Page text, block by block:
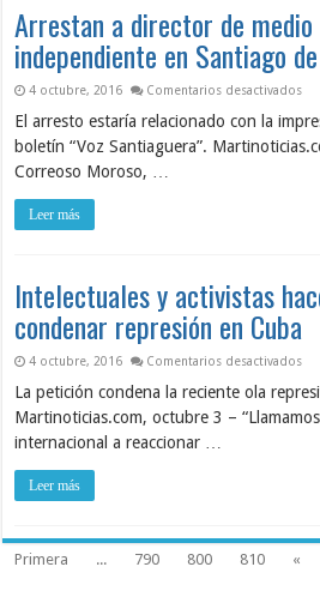
Arrestan a director de medio
independiente en Santiago
4 octubre, 2016 Comentarios desactivadosen
El arresto estaría relacionado con la
boletín “Voz Santiaguera”.
Correoso Moroso, …
Leer más
Intelectuales y activistas
condenar represión en Cuba
4 octubre, 2016 Comentarios desactivadosen
La petición condena la reciente ola
Martinoticias.com, octubre 3 –
internacional a reaccionar …
Leer más
Primera ... 790 800 810 «